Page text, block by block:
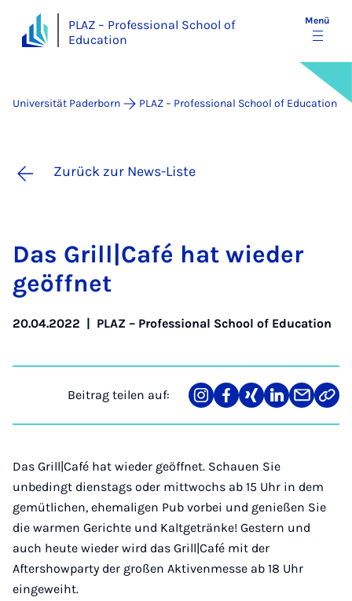
PLAZ – Professional School of
Education
Menü
Universität Paderborn PLAZ – Professional School of Education
Zurück zur News-Liste
Das Grill|Ca­fé hat wie­der
ge­öff­net
20.04.2022 | PLAZ – Professional School of Education
Beitrag teilen auf:
Teilen
auf
Teilen
auf
Teilen
auf
Teilen
auf
Teilen
über
Link
Das Grill|Café hat wieder geöffnet. Schauen Sie
unbedingt dienstags oder mittwochs ab 15 Uhr in dem
gemütlichen, ehemaligen Pub vorbei und genießen Sie
die warmen Gerichte und Kaltgetränke! Gestern und
auch heute wieder wird das Grill|Café mit der
Aftershowparty der großen Aktivenmesse ab 18 Uhr
eingeweiht.